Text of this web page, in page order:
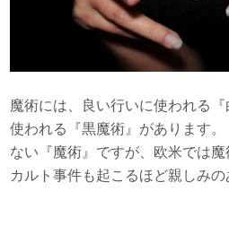
魔術には、良い行いに使われる
使われる『黒魔術』があります
ない『魔術』ですが、欧米では
カルト事件も起こるほど親しみの